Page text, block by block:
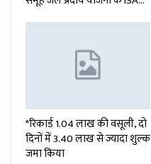
*रिकार्ड 1.04 लाख की वसूली, दो
दिनों में 3.40 लाख से ज्यादा शुल्क
जमा किया